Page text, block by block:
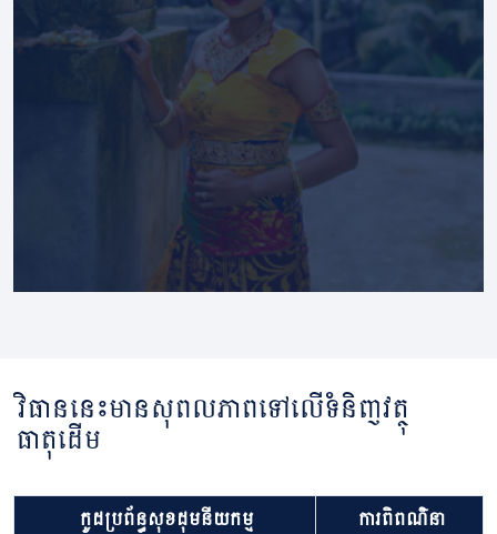
វិធាននេះមានសុពលភាពទៅលើទំនិញវត្ថុ
ធាតុដើម
កូដប្រព័ន្ធសុខដុមនីយកម្ម ការពិពណ៌នា